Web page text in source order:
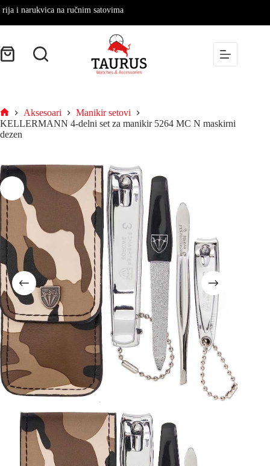
na ručnim satovima
Aksesoari
Manikir setovi
KELLERMANN 4-delni set za manikir 5264 MC N maskirni
dezen